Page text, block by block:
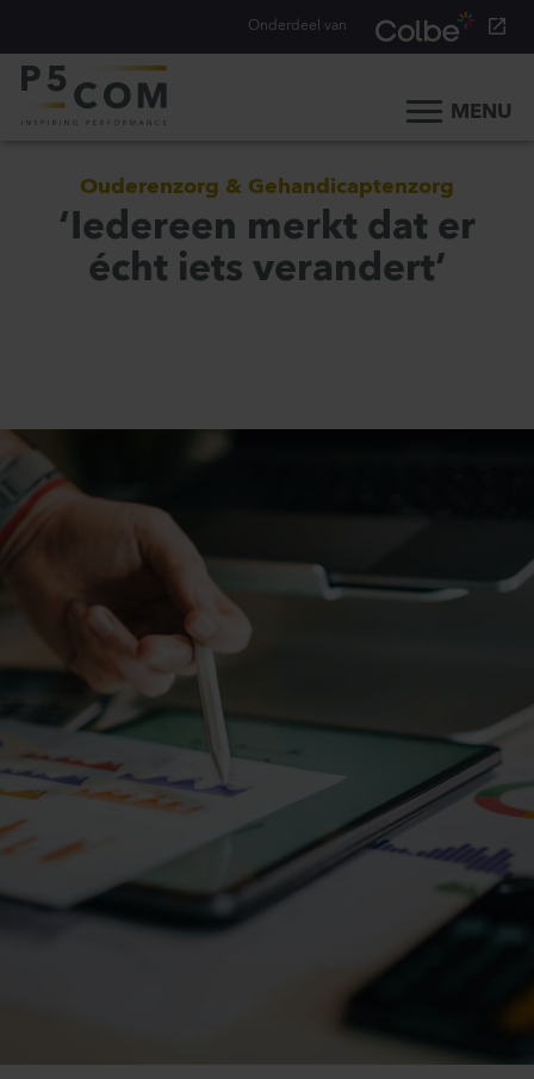
Onderdeel van
MENU
Onze mensen
Alle consultancy vacatures
Traineeship Consultancy
Ouderenzorg & Gehandicaptenzorg
‘Iedereen merkt dat er
écht iets verandert’